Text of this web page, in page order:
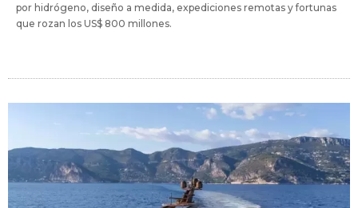
por hidrógeno, diseño a medida, expediciones remotas y fortunas
que rozan los US$ 800 millones.